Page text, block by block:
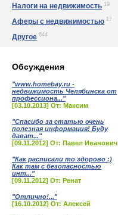
Налоги на недвижимость 19
Аферы с недвижимостью 17
Другое 844
Обсуждения
"www.homebay.ru -
недвижимость Челябинска от
профессиона..."
[03.10.2013] От: Максим
"Спасибо за статью очень
полезная информация! Буду
дават..."
[09.11.2012] От: Павел Иванович
"Как расписали то здорово :)
Как там с безопасностью
инт..."
[09.11.2012] От: Ренат
"Отлично!..."
[16.10.2012] От: Алексей